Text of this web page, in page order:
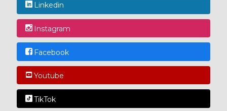
Linkedin
Instagram
Facebook
Youtube
TikTok